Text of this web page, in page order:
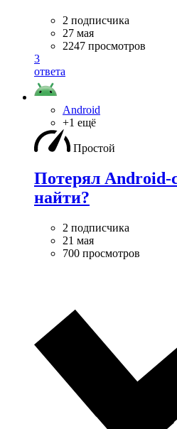
2 подписчика
27 мая
2247 просмотров
3
ответа
Android
+1 ещё
Простой
Потерял Android-
найти?
2 подписчика
21 мая
700 просмотров